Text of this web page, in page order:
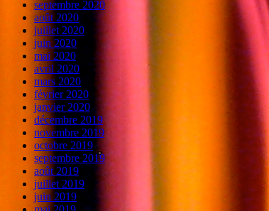
septembre 2020
août 2020
juillet 2020
juin 2020
mai 2020
avril 2020
mars 2020
février 2020
janvier 2020
décembre 2019
novembre 2019
octobre 2019
septembre 2019
août 2019
juillet 2019
juin 2019